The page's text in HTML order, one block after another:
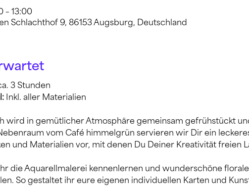
– 13:00
Schlachthof 9, 86153 Augsburg, Deutschland
3 Stunden
Inkl. aller Materialien
wird in gemütlicher Atmosphäre gemeinsam gefrühstückt
vom Café himmelgrün servieren wir Dir ein
und Materialien vor, mit denen Du Deiner Kreativität freien
die Aquarellmalerei kennenlernen und wunderschöne
So gestaltet ihr eure eigenen individuellen Karten und